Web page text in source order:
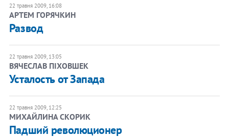
22 травня 2009, 16:08
АРТЕМ ГОРЯЧКИН
Развод
22 травня 2009, 13:05
ВЯЧЕСЛАВ ПІХОВШЕК
Усталость от Запада
22 травня 2009, 12:25
МИХАЙЛИНА СКОРИК
Падший революционер